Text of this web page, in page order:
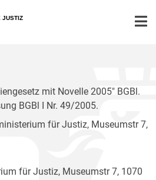
JUSTIZ
mit Novelle 2005" BGBl.
BGBl I Nr. 49/2005.
für Justiz, Museumstr 7,
für Justiz, Museumstr 7, 1070